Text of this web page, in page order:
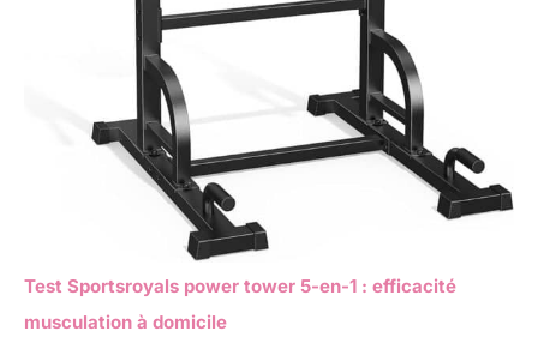
Test Sportsroyals power tower 5-en-1 : efficacité
musculation à domicile